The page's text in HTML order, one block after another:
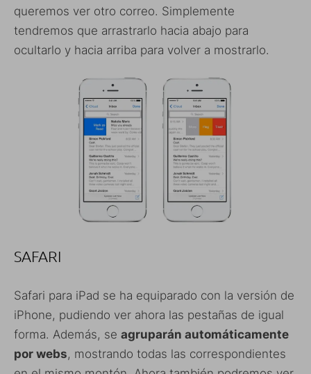
queremos ver otro correo. Simplemente
tendremos que arrastrarlo hacia abajo para
ocultarlo y hacia arriba para volver a mostrarlo.
SAFARI
Safari para iPad se ha equiparado con la versión de
iPhone, pudiendo ver ahora las pestañas de igual
forma. Además, se agruparán automáticamente
por webs, mostrando todas las correspondientes